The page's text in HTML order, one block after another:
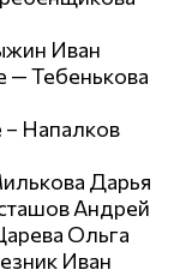
Иван
— Тебенькова
Напалков
Дарья
Андрей
Ольга
Иван